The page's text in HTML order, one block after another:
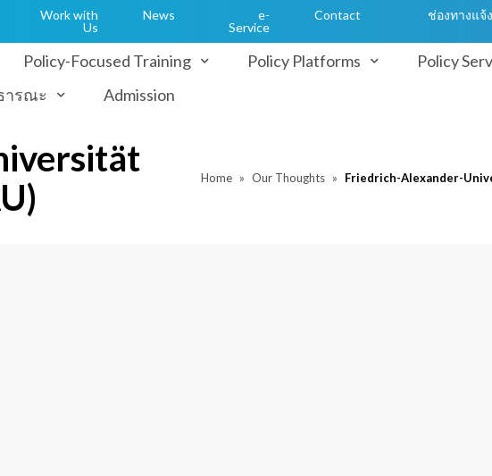
Policy-Focused Training Policy Platforms
Policy
ารณะ Admission
Work with
Us
News
e-
Service
Contact
ช่องทางแจ้
Home Our Thoughts Friedrich-Alexander-